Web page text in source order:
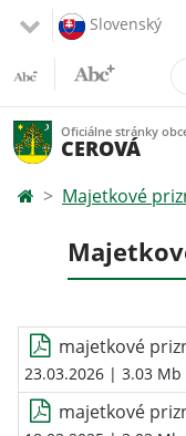
Slovenský
Oficiálne stránky
CEROVÁ
Majetkové
majetkové
23.03.2026 | 3.03 Mb
majetkové